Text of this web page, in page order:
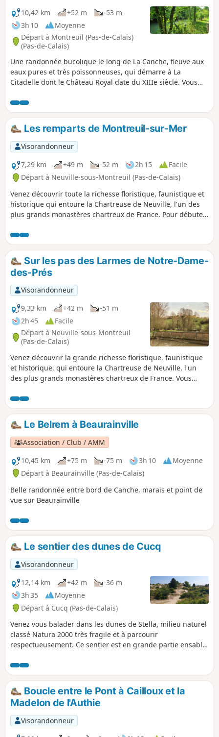
10,42 km
+52 m
-53 m
3h 10
Moyenne
Départ à Montreuil (Pas-de-Calais)
(Pas-de-Calais)
Une randonnée bucolique le long de La Canche, fleuve aux
eaux pures et très poissonneuses, qui démarre à La
Citadelle dont le Château Royal date du XIIIe siècle. Vous
les marais et vous flânerez au bord de La Canche. Vous
croiserez peut-être des pêcheurs ou des sportifs
s'entraînant au club de Canoë-Kayak.
Les remparts de Montreuil-sur-Mer
Visorandonneur
7,29 km
+49 m -52 m 2h 15
Facile
Départ à Neuville-sous-Montreuil (Pas-de-Calais)
Venez découvrir toute la richesse floristique, faunistique et
historique qui entoure la Chartreuse de Neuville, l'un des
plus grands monastères chartreux de France. Pour débuter
accueilli pour une visite du monastère et des jardins de la
Chartreuse de Neuville. Retrouvez les horaires d'ouverture
au public et les actualités sur notre site
Sur les pas des Larmes de Notre-Dame-
des-Prés
Visorandonneur
9,33 km
+42 m
-51 m
2h 45
Facile
Départ à Neuville-sous-Montreuil
(Pas-de-Calais)
Venez découvrir la grande richesse floristique, faunistique
et historique, qui entoure la Chartreuse de Neuville, l'un
des plus grands monastères chartreux de France. Vous
recette des Larmes-de-Notre-Dame-des-Prés, liqueur
traditionnellement élaborée par les moines.Pour débuter ou
conclure votre randonnée , vous serez chaleureusement
accueilli pour une visite de la Chartreuse de
Neuville.Retrouvez les horaires d'ouverture au public et les
actualités sur le site de la Chartreuse.
Le Belrem à Beaurainville
Association / Club / AMM
10,45 km
+75 m -75 m 3h 10
Moyenne
Départ à Beaurainville (Pas-de-Calais)
Belle randonnée entre bord de Canche, marais et point de
vue sur Beaurainville
Le sentier des dunes de Cucq
Visorandonneur
12,14 km
+42 m
-36 m
3h 35
Moyenne
Départ à Cucq (Pas-de-Calais)
Venez vous balader dans les dunes de Stella, milieu naturel
classé Natura 2000 très fragile et à parcourir
respectueusement. Ce sentier est en grande partie ensablé.
blanches et grises) avec de jolis panoramas en haut de
celles-ci. Vous longerez la mer et découvrirez le Bois Joly.
Très belle randonnée malgré tout un peu physique.
Boucle entre le Pont à Cailloux et la
Madelon de l'Authie
Visorandonneur